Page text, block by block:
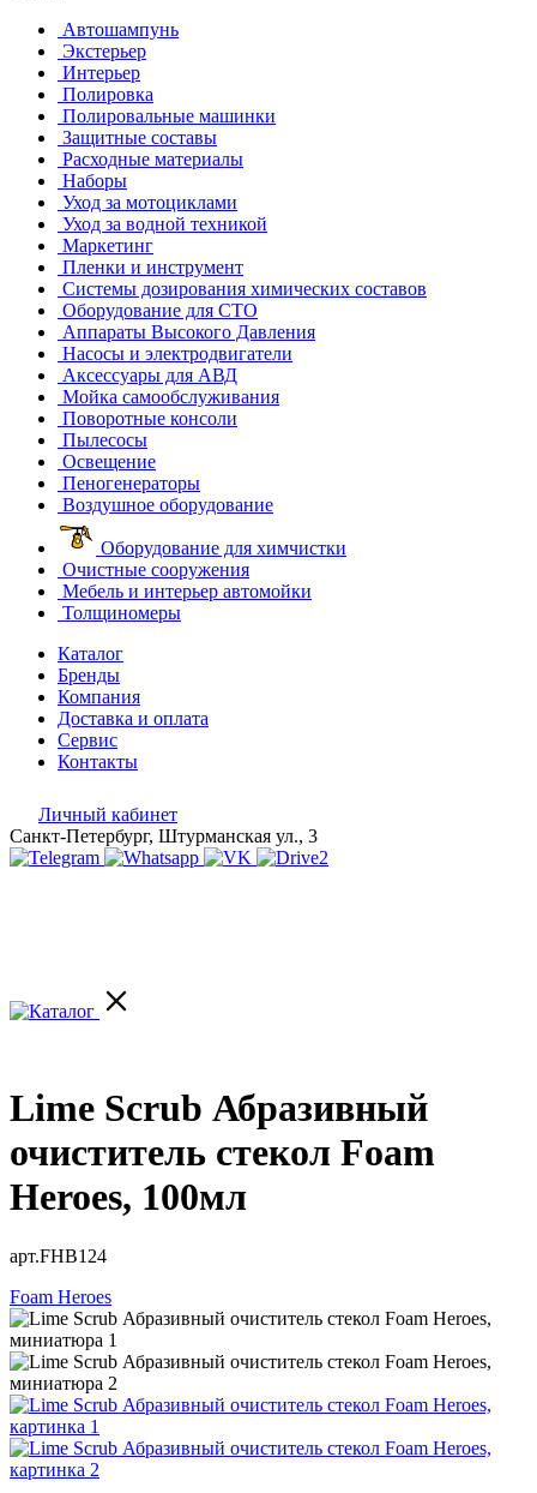
Автошампунь
Экстерьер
Интерьер
Полировка
Полировальные машинки
Защитные составы
Расходные материалы
Наборы
Уход за мотоциклами
Уход за водной техникой
Маркетинг
Пленки и инструмент
Системы дозирования химических составов
Оборудование для СТО
Аппараты Высокого Давления
Насосы и электродвигатели
Аксессуары для АВД
Мойка самообслуживания
Поворотные консоли
Пылесосы
Освещение
Пеногенераторы
Воздушное оборудование
Оборудование для химчистки
Очистные сооружения
Мебель и интерьер автомойки
Толщиномеры
Каталог
Бренды
Компания
Доставка и оплата
Сервис
Контакты
Личный кабинет
Санкт-Петербург, Штурманская ул., 3
Lime Scrub Абразивный
очиститель стекол Foam
Heroes, 100мл
арт.FHB124
Foam Heroes